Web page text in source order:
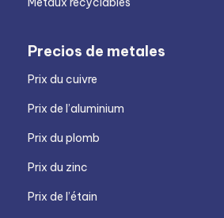
Precios de metales
Prix du cuivre
Prix de l’aluminium
Prix du plomb
Prix du zinc
Prix de l’étain